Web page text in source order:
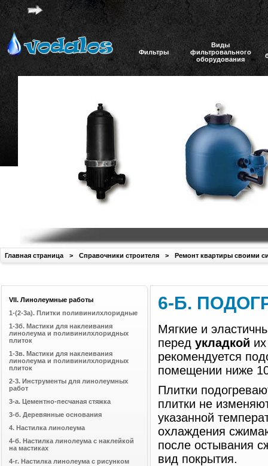
Фильтры
Виды
фильтровального
оборудования
Главная страница > Справочники строителя > Ремонт квартиры своими
6-Б.
Мягкие и
перед укладкой
рекомендуется
помещении ниже
Плитки
плитки не
указанной
охлаждения
после остывания
вид покрытия.
VII. Линолеумные работы
1-(2-3а). Плитки поливинилхлоридные
1-3б. Мастики для наклеивания
линолеума и поливинилхлоридных
плиток
1-3в. Мастики для наклеивания
линолеума и поливинилхлоридных
плиток
2-3. Инструменты для линолеумных
работ
3-а. Цементно-песчаная стяжка
3-б. Деревянные основания
4. Настилка линолеума
4-б. Настилка линолеума с наклейкой
на мастиках
4-г. Настилка линолеума с рисунком